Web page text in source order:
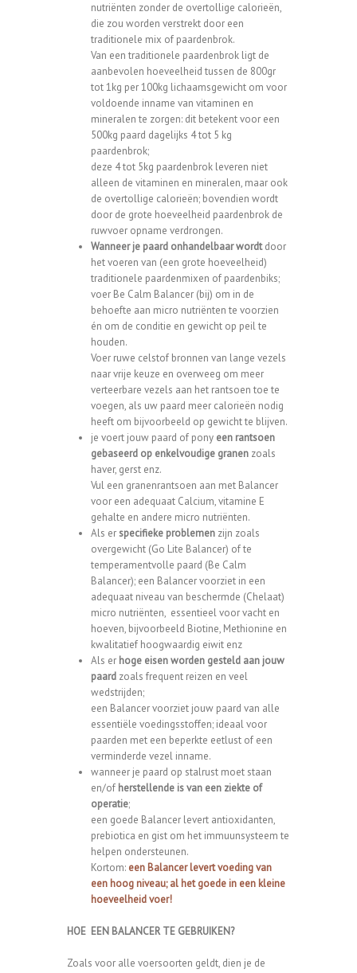
nutriënten zonder de overtollige calorieën,
die zou worden verstrekt door een
traditionele mix of paardenbrok.
Van een traditionele paardenbrok ligt de
aanbevolen hoeveelheid tussen de 800gr
tot 1kg per 100kg lichaamsgewicht om voor
voldoende inname van vitaminen en
mineralen te zorgen: dit betekent voor een
500kg paard dagelijks 4 tot 5 kg
paardenbrok;
deze 4 tot 5kg paardenbrok leveren niet
alleen de vitaminen en mineralen, maar ook
de overtollige calorieën; bovendien wordt
door de grote hoeveelheid paardenbrok de
ruwvoer opname verdrongen.
Wanneer je paard onhandelbaar wordtdoor
het voeren van (een grote hoeveelheid)
traditionele paardenmixen of paardenbiks;
voer Be Calm Balancer (bij) om in de
behoefte aan micro nutriënten te voorzien
én om de conditie en gewicht op peil te
houden.
Voer ruwe celstof bronnen van lange vezels
naar vrije keuze en overweeg om meer
verteerbare vezels aan het rantsoen toe te
voegen, als uw paard meer calorieën nodig
heeft om bijvoorbeeld op gewicht te blijven.
je voert jouw paard of pony een rantsoen
gebaseerd op enkelvoudige granen zoals
haver, gerst enz.
Vul een granenrantsoen aan met Balancer
voor een adequaat Calcium, vitamine E
gehalte en andere micro nutriënten.
Als er specifieke problemen zijn zoals
overgewicht (Go Lite Balancer) of te
temperamentvolle paard (Be Calm
Balancer); een Balancer voorziet in een
adequaat niveau van beschermde (Chelaat)
micro nutriënten, essentieel voor vacht en
hoeven, bijvoorbeeld Biotine, Methionine en
kwalitatief hoogwaardig eiwit enz
Als er hoge eisen worden gesteld aan jouw
paard zoals frequent reizen en veel
wedstrijden;
een Balancervoorziet jouw paard van alle
essentiële voedingsstoffen; ideaal voor
paarden met een beperkte eetlust of een
verminderde vezel inname.
wanneer je paard op stalrust moet staan
en/of herstellende is van een ziekte of
operatie;
een goede Balancer levert antioxidanten,
prebiotica en gist om het immuunsysteem te
helpen ondersteunen.
Kortom: een Balancer levert voeding van
een hoog niveau; al het goede in een kleine
hoeveelheid voer!
HOE EEN BALANCER TE GEBRUIKEN?
Zoals voor alle voersoorten geldt, dien je de